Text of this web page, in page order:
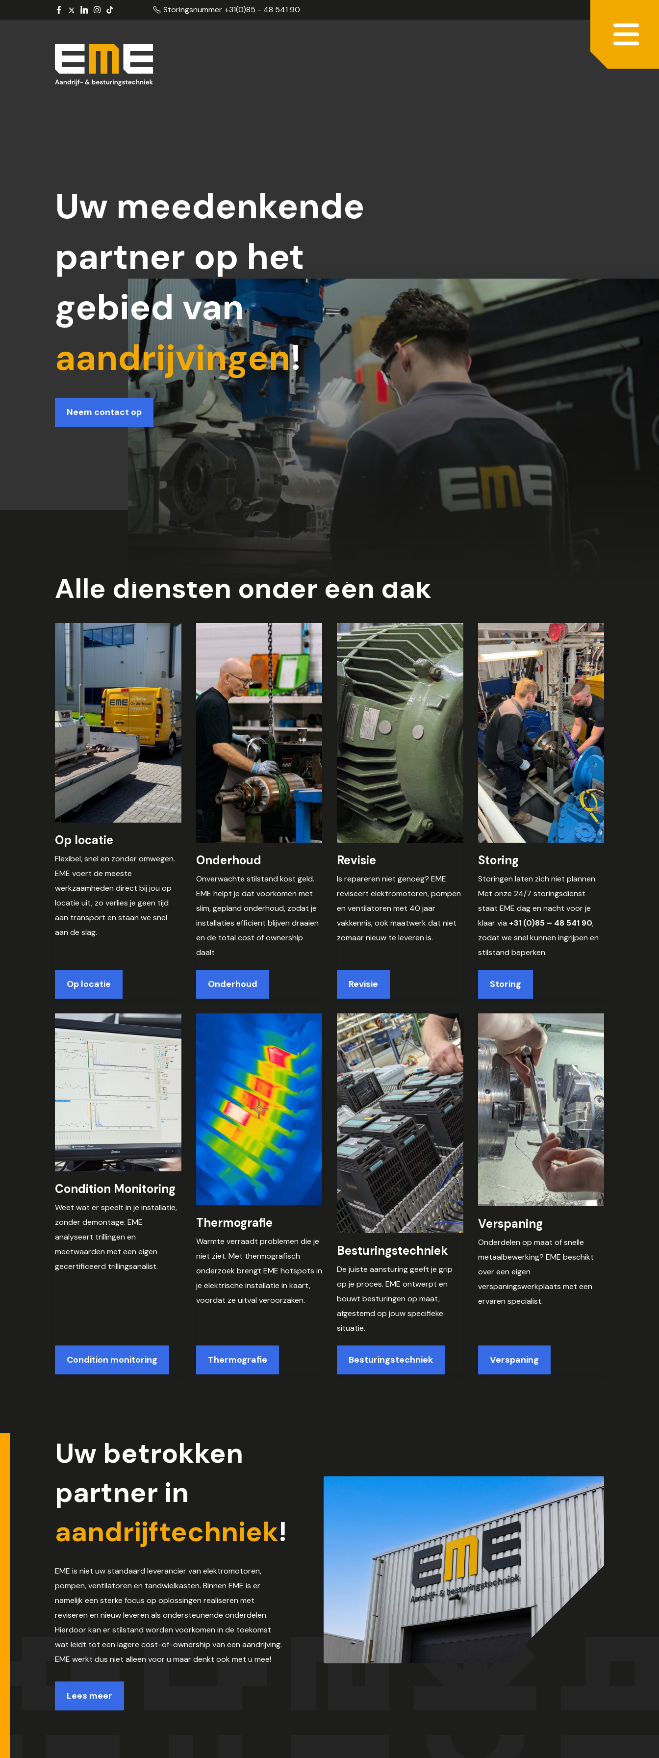
Storingsnummer +31(0)85 - 48 541 90
Uw meedenkende
partner op het
gebied van
aandrijvingen!
Neem contact op
Alle diensten onder één dak
Op locatie
Flexibel, snel en zonder omwegen.
EME voert de meeste
werkzaamheden direct bij jou op
locatie uit, zo verlies je geen tijd
aan transport en staan we snel
aan de slag.
Op locatie
Onderhoud
Onverwachte stilstand kost geld.
EME helpt je dat voorkomen met
slim, gepland onderhoud, zodat je
installaties efficiënt blijven draaien
en de total cost of ownership
daalt
Onderhoud
Revisie
Is repareren niet genoeg? EME
reviseert elektromotoren, pompen
en ventilatoren met 40 jaar
vakkennis, ook maatwerk dat niet
zomaar nieuw te leveren is.
Revisie
Storing
Storingen laten zich niet plannen.
Met onze 24/7 storingsdienst
staat EME dag en nacht voor je
klaar via +31 (0)85 – 48 541 90,
zodat we snel kunnen ingrijpen en
stilstand beperken.
Storing
Condition Monitoring
Weet wat er speelt in je installatie,
zonder demontage. EME
analyseert trillingen en
meetwaarden met een eigen
gecertificeerd trillingsanalist.
Condition monitoring
Thermografie
Warmte verraadt problemen die je
niet ziet. Met thermografisch
onderzoek brengt EME hotspots in
je elektrische installatie in kaart,
voordat ze uitval veroorzaken.
Thermografie
Besturingstechniek
De juiste aansturing geeft je grip
op je proces. EME ontwerpt en
bouwt besturingen op maat,
afgestemd op jouw specifieke
situatie.
Besturingstechniek
Verspaning
Onderdelen op maat of snelle
metaalbewerking? EME beschikt
over een eigen
verspaningswerkplaats met een
ervaren specialist.
Verspaning
Uw betrokken
partner in
aandrijftechniek!
EME is niet uw standaard leverancier van elektromotoren,
pompen, ventilatoren en tandwielkasten. Binnen EME is er
namelijk een sterke focus op oplossingen realiseren met
reviseren en nieuw leveren als ondersteunende onderdelen.
Hierdoor kan er stilstand worden voorkomen in de toekomst
wat leidt tot een lagere cost-of-ownership van een aandrijving.
EME werkt dus niet alleen voor u maar denkt ook met u mee!
Lees meer